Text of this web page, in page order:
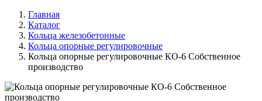
Главная
Каталог
Кольца железобетонные
Кольца опорные регулировочные
Кольца опорные регулировочные КО-6 Собственное
производство